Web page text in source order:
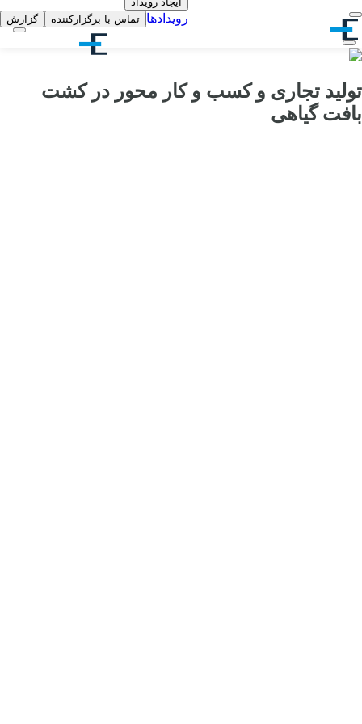
رویدادها تماس با برگزارکننده گزارش
تولید تجاری و کسب و کار محور در کشت
بافت گیاهی